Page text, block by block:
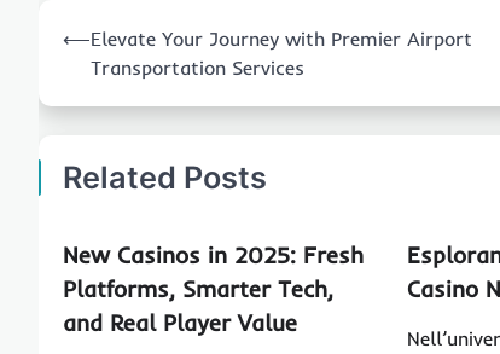
navigation
⟵Elevate Your Journey with Premier Airport
Transportation Services
Related Posts
New Casinos in 2025: Fresh
Platforms, Smarter Tech,
and Real Player Value
Casino